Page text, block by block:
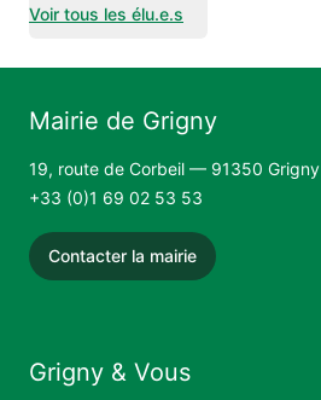
Voir tous les élu.e.s
Mairie de Grigny
19, route de Corbeil — 91350 Grigny
+33 (0)1 69 02 53 53
Contacter la mairie
Grigny & Vous